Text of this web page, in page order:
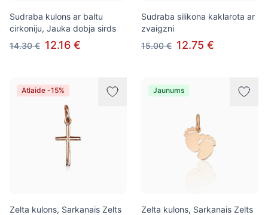
Sudraba kulons ar baltu
cirkoniju, Jauka dobja sirds
14.30 € 12.16 €
Sudraba silikona kaklarota ar
zvaigzni
15.00 € 12.75 €
Atlaide -15%
Zelta kulons, Sarkanais Zelts
Jaunums
Zelta kulons, Sarkanais Zelts